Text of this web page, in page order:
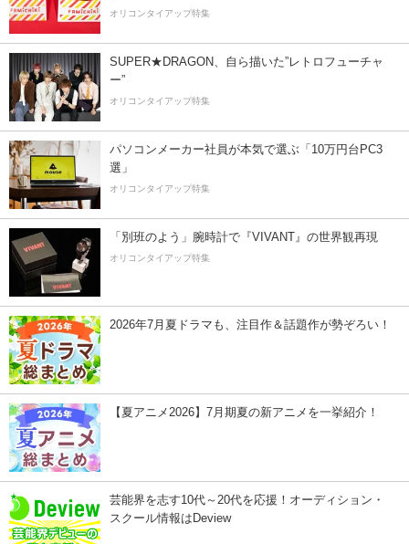
オリコンタイアップ特集
SUPER★DRAGON、自ら描いた”レトロフューチャ
ー”
オリコンタイアップ特集
パソコンメーカー社員が本気で選ぶ「10万円台PC3
選」
オリコンタイアップ特集
「別班のよう」腕時計で『VIVANT』の世界観再現
オリコンタイアップ特集
2026年7月夏ドラマも、注目作＆話題作が勢ぞろい！
【夏アニメ2026】7月期夏の新アニメを一挙紹介！
芸能界を志す10代～20代を応援！オーディション・
スクール情報はDeview